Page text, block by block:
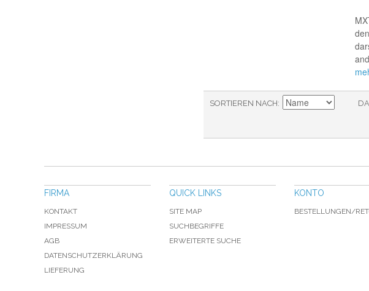
SORTIEREN NACH
FIRMA
KONTAKT
IMPRESSUM
AGB
DATENSCHUTZERKLÄRUNG
LIEFERUNG
QUICK LINKS
SITE MAP
SUCHBEGRIFFE
ERWEITERTE SUCHE
KONTO
BESTELLUNGEN/